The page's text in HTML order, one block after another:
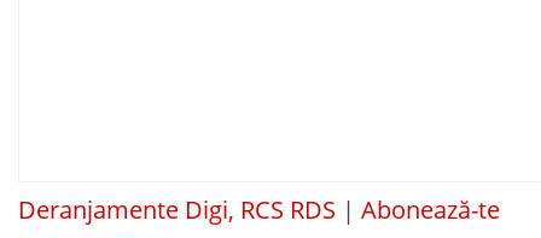
Deranjamente Digi, RCS RDS | Abonează-te